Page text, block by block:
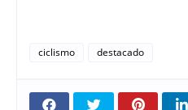
ciclismo destacado